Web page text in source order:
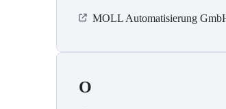
MOLL Automatisierung
O